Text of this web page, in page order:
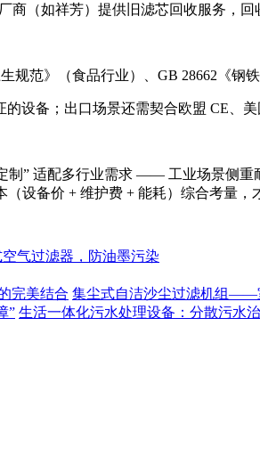
（如祥芳）提供旧滤芯回收服务，回
范》（食品行业）、GB 28662《钢
设备；出口场景还需契合欧盟 CE、美
制” 适配多行业需求 —— 工业场景侧
设备价 + 维护费 + 能耗）综合考量，
气过滤器，防油墨污染
完美结合 集尘式自洁沙尘过滤机组——
” 生活一体化污水处理设备：分散污水